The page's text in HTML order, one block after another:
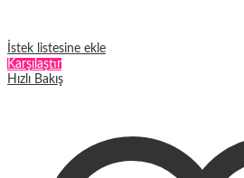
İstek listesine ekle
Karşılaştır
Hızlı Bakış